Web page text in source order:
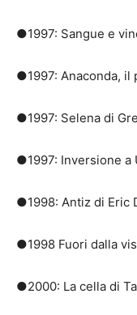
●1997: Sangue e
●1997: Anaconda, il
●1997: Selena di
●1997: Inversione a
●1998: Antiz di Eric
●1998 Fuori dalla
●2000: La cella di